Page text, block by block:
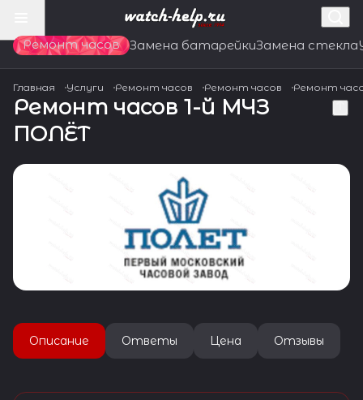
Ремонт часов Замена батарейкиЗамена стекла
Главная Услуги Ремонт часов Ремонт часов Ремонт
Ремонт часов 1-й МЧЗ
ПОЛЁТ
Описание Ответы Цена Отзывы